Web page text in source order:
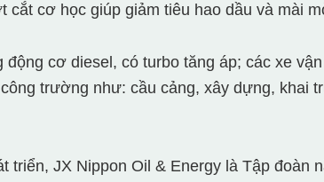
cơ học giúp giảm tiêu hao dầu và mài
cơ diesel, có turbo tăng áp; các xe
trường như: cầu cảng, xây dựng, khai
triển, JX Nippon Oil & Energy là Tập đoàn